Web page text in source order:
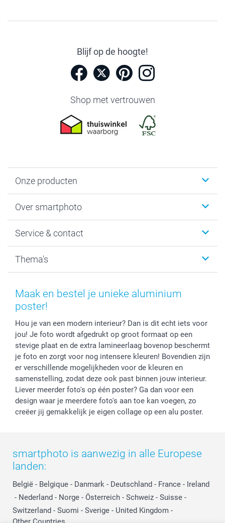
Blijf op de hoogte!
Shop met vertrouwen
Onze producten
Fotoboeken
Fotocadeaus
Kaarten
Over smartphoto
Vacatures
Bestelproces
Herroepingsrecht
Privacy
Reviews
Prijslijst
Investor Relations
Service & contact
Tevredenheidsgarantie
Mijn orderstatus
smartbonus
service@smartphoto.nl
Affiliate partnerprogramma
Partnerships
Influencer partnerprogramma
Thema's
Baby
Moederdag
Huwelijk
Maak en bestel je unieke aluminium
poster!
Hou je van een modern interieur? Dan is dit echt iets voor
jou! Je foto wordt afgedrukt op groot formaat op een
stevige plaat en de extra lamineerlaag bovenop beschermt
je foto en zorgt voor nog intensere kleuren! Bovendien zijn
er verschillende mogelijkheden voor de kleuren en
samenstelling, zodat deze ook past binnen jouw interieur.
Liever meerder foto's op één poster? Ga dan voor een
design waar je meerdere foto's aan toe kan voegen, zo
creëer jij gemakkelijk je eigen collage op een alu poster.
smartphoto is aanwezig in alle Europese
landen:
België - Belgique - Danmark - Deutschland - France - Ireland
- Nederland - Norge - Österreich - Schweiz - Suisse -
Switzerland - Suomi - Sverige - United Kingdom -